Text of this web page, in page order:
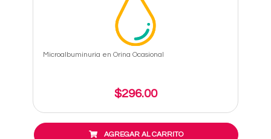
Microalbuminuria en Orina Ocasional
$296.00
AGREGAR AL CARRITO